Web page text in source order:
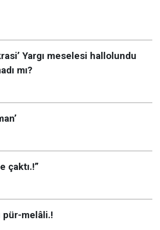
Yargı meselesi hallolundu
mı?
çaktı.!”
pür-melâli.!